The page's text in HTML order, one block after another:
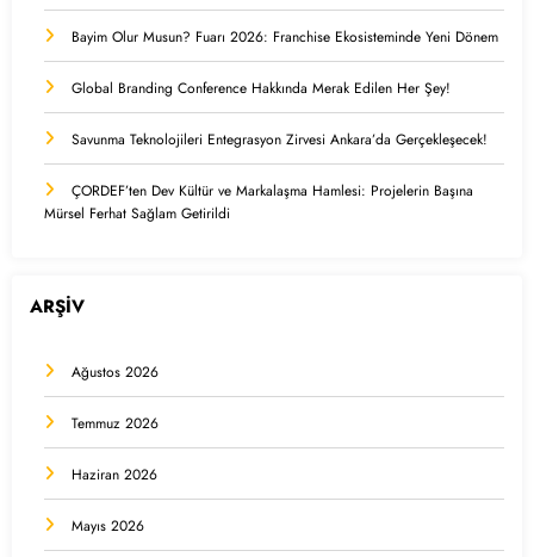
Bayim Olur Musun? Fuarı 2026: Franchise Ekosisteminde Yeni Dönem
Global Branding Conference Hakkında Merak Edilen Her Şey!
Savunma Teknolojileri Entegrasyon Zirvesi Ankara’da Gerçekleşecek!
ÇORDEF’ten Dev Kültür ve Markalaşma Hamlesi: Projelerin Başına
Mürsel Ferhat Sağlam Getirildi
ARŞİV
Ağustos 2026
Temmuz 2026
Haziran 2026
Mayıs 2026